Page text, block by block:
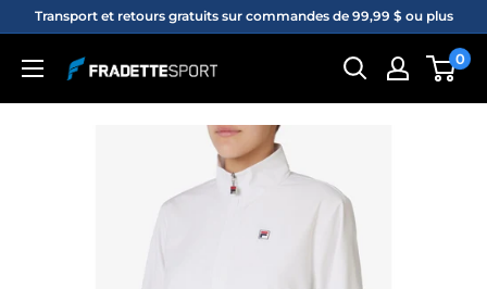
Passer
contenu
Transport et retours gratuits sur commandes de 99,99 $ ou plus
Fradette
sport
0